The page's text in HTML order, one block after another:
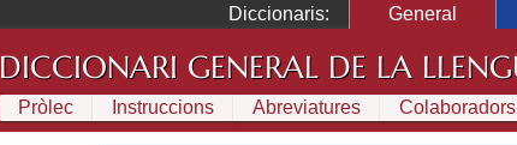
Diccionaris: General
DICCIONARI GENERAL DE LA
Pròlec Instruccions Abreviatures Colaboradors